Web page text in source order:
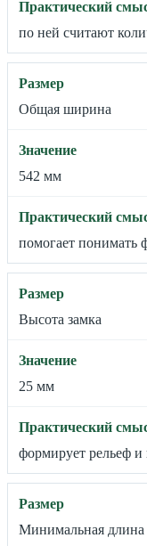
по ней считают
Общая ширина
542 мм
помогает понимать
Высота замка
25 мм
формирует рельеф
Минимальная длина